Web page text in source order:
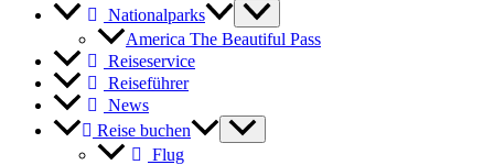
Nationalparks
America The Beautiful Pass
Reiseservice
Reiseführer
News
Reise buchen
Flug